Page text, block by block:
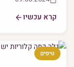
קרא עכשיו
טיפים